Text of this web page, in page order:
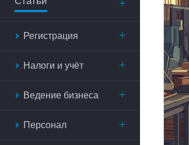
Регистрация
Налоги и учёт
Ведение бизнеса
Персонал